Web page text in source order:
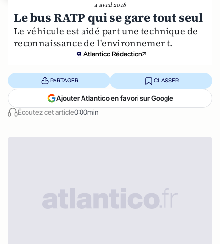
4 avril 2018
Le bus RATP qui se gare tout seul
Le véhicule est aidé part une technique de
reconnaissance de l'environnement.
Atlantico Rédaction
Écoutez cet article0:00min
PARTAGER CLASSER
Ajouter Atlantico en favori sur Google